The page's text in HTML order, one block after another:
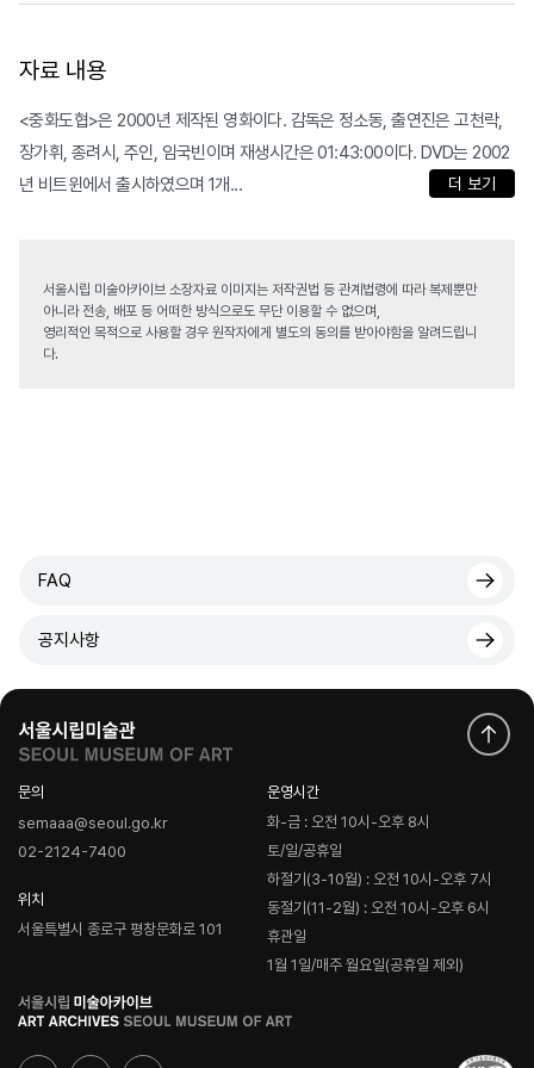
자료 내용
<중화도협>은 2000년 제작된 영화이다. 감독은 정소동, 출연진은 고천락,
장가휘, 종려시, 주인, 임국빈이며 재생시간은 01:43:00이다. DVD는 2002
년 비트윈에서 출시하였으며 1개...
더 보기
서울시립 미술아카이브 소장자료 이미지는 저작권법 등 관계법령에 따라 복제뿐만
아니라 전송, 배포 등 어떠한 방식으로도 무단 이용할 수 없으며,
영리적인 목적으로 사용할 경우 원작자에게 별도의 동의를 받아야함을 알려드립니
다.
FAQ
공지사항
문의
semaaa@seoul.go.kr
02-2124-7400
위치
서울특별시 종로구 평창문화로 101
운영시간
화-금 : 오전 10시-오후 8시
토/일/공휴일
하절기(3-10월) : 오전 10시-오후 7시
동절기(11-2월) : 오전 10시-오후 6시
휴관일
1월 1일/매주 월요일(공휴일 제외)
로
고